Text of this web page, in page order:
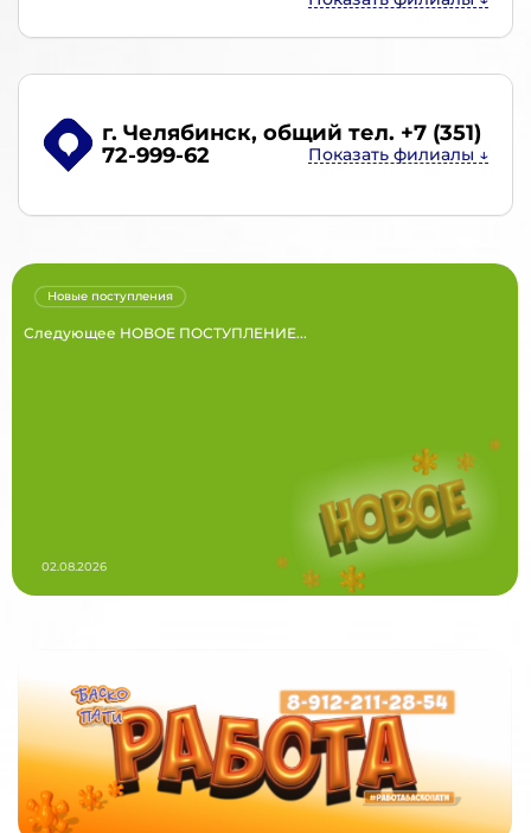
г. Челябинск, общий тел. +7 (351)
72-999-62
Следующее НОВОЕ ПОСТУПЛЕНИЕ...
Новые поступления
02.08.2026